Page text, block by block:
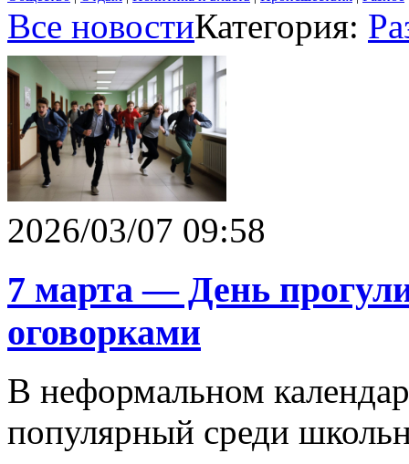
Все новостиКатегория:
2026/03/07 09:58
7 марта — День
оговорками
В неформальном
популярный среди